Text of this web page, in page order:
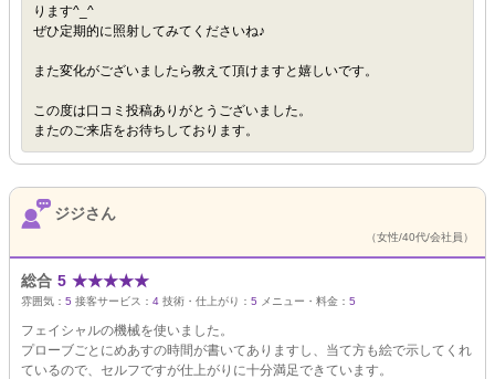
ります^_^
ぜひ定期的に照射してみてくださいね♪
また変化がございましたら教えて頂けますと嬉しいです。
この度は口コミ投稿ありがとうございました。
またのご来店をお待ちしております。
ジジさん
（女性/40代/会社員）
総合 5 ★★★★★
雰囲気： 5 接客サービス： 4 技術・仕上がり： 5 メニュー・料金： 5
フェイシャルの機械を使いました。
プローブごとにめあすの時間が書いてありますし、当て方も絵で示してくれ
ているので、セルフですが仕上がりに十分満足できています。